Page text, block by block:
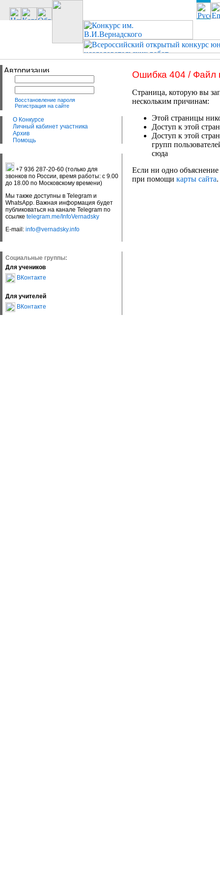
Восстановление пароля
Регистрация на сайте
О Конкурсе
Личный кабинет участника
Архив
Помощь
+7 936 287-20-60 (только для
звонков по России, время работы: с 9.00
до 18.00 по Московскому времени)
Мы также доступны в Telegram и
WhatsApp. Важная информация будет
публиковаться на канале Telegram по
ссылке telegram.me/InfoVernadsky
E-mail: info@vernadsky.info
Социальные группы:
Для учеников
ВКонтакте
Для учителей
ВКонтакте
Ошибка 404 / Файл
Страница, которую вы
нескольким причинам:
Этой страницы
Доступ к этой
Доступ к этой
групп
сюда
Если ни одно объяснение
при помощи карты сайта.